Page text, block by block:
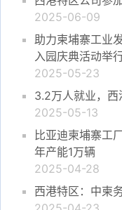
2025-06-09
助力柬埔寨工业
入园庆典活动举
2025-05-23
3.2万人就业，
2025-05-13
比亚迪柬埔寨工
年产能1万辆
2025-04-28
西港特区：中柬